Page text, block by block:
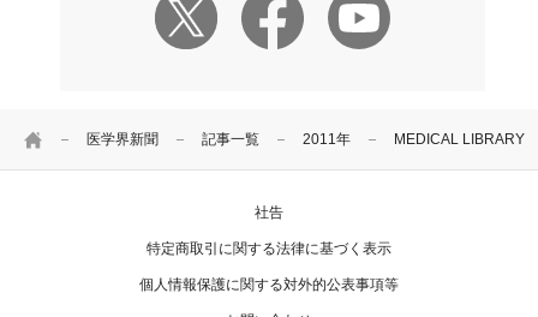
HOME 医学界新聞 記事一覧 2011年 MEDICAL LIBRARY
社告
特定商取引に関する法律に基づく表示
個人情報保護に関する対外的公表事項等